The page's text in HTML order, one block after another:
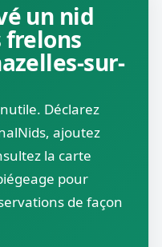
un nid
frelons
sur-
Déclarez
ajoutez
la carte
pour
de façon